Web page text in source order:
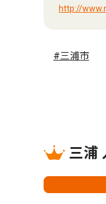
http://
#三浦市
三浦